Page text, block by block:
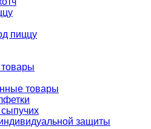
пиццу
товары
защиты